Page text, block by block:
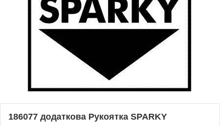
186077 додаткова Рукоятка SPARKY